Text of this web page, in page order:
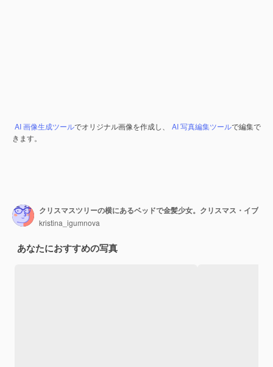
AI 画像生成ツールでオリジナル画像を作成し、 AI 写真編集ツールで編集で
きます。
クリスマスツリーの横にあるベッドで金髪少女。クリスマス・イブ
kristina_igumnova
あなたにおすすめの写真